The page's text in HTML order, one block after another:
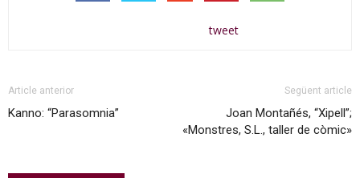
tweet
Article anterior
Kanno: “Parasomnia”
Següent article
Joan Montañés, “Xipell”;
«Monstres, S.L., taller de còmic»